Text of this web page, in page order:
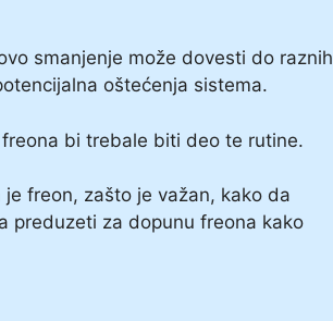
smanjenje može dovesti do raznih
oštećenja sistema.
bi trebale biti deo te rutine.
freon, zašto je važan, kako da
preduzeti za dopunu freona kako